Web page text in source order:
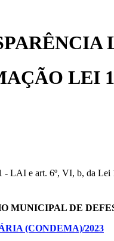
LEI
- LAI e art. 6º, VI, b, da Lei
MUNICIPAL DE
(CONDEMA)/2023